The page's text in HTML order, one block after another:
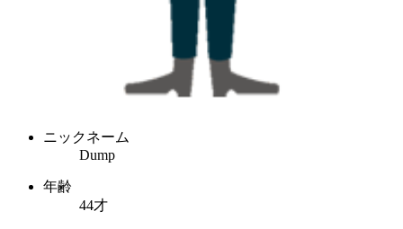
ニックネーム
Dump
年齢
44才